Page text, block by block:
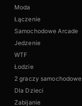
Moda
Łączenie
Samochodowe Arcade
Jedzenie
WTF
Łodzie
2 graczy samochodowe
Dla Dzieci
Zabijanie